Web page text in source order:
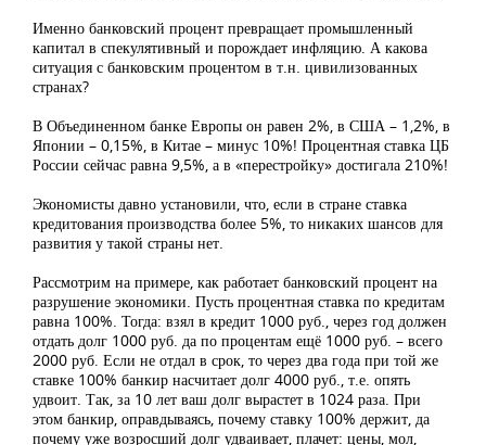
Именно банковский процент превращает промышленный
капитал в спекулятивный и порождает инфляцию. А какова
ситуация с банковским процентом в т.н. цивилизованных
странах?
В Объединенном банке Европы он равен 2%, в США – 1,2%, в
Японии – 0,15%, в Китае – минус 10%! Процентная ставка ЦБ
России сейчас равна 9,5%, а в «перестройку» достигала 210%!
Экономисты давно установили, что, если в стране ставка
кредитования производства более 5%, то никаких шансов для
развития у такой страны нет.
Рассмотрим на примере, как работает банковский процент на
разрушение экономики. Пусть процентная ставка по кредитам
равна 100%. Тогда: взял в кредит 1000 руб., через год должен
отдать долг 1000 руб. да по процентам ещё 1000 руб. – всего
2000 руб. Если не отдал в срок, то через два года при той же
ставке 100% банкир насчитает долг 4000 руб., т.е. опять
удвоит. Так, за 10 лет ваш долг вырастет в 1024 раза. При
этом банкир, оправдываясь, почему ставку 100% держит, да
почему уже возросший долг удваивает, плачет: цены, мол,